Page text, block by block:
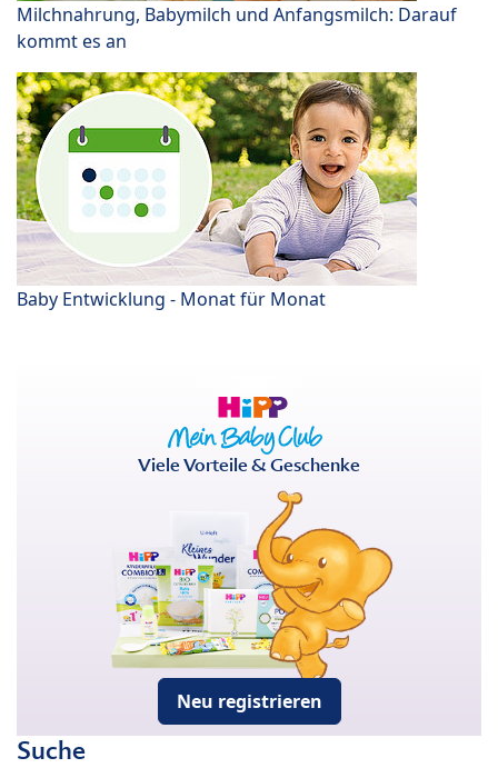
Milchnahrung, Babymilch und Anfangsmilch: Darauf
kommt es an
Baby Entwicklung - Monat für Monat
Viele Vorteile & Geschenke
Neu registrieren
Suche